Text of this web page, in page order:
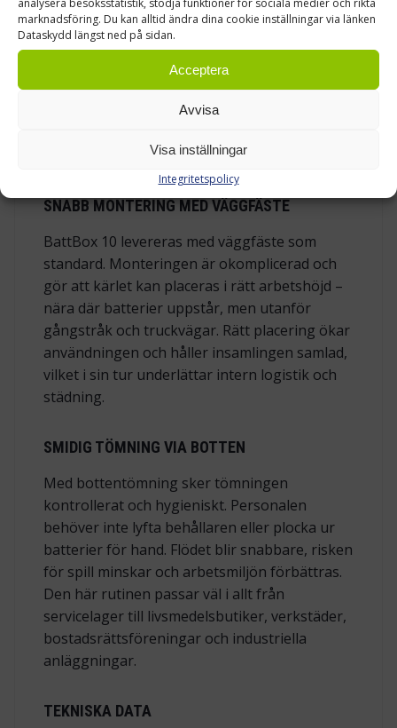
analysera besöksstatistik, stödja funktioner för sociala medier och rikta
marknadsföring. Du kan alltid ändra dina cookie inställningar via länken
Dataskydd längst ned på sidan.
Acceptera
Avvisa
Visa inställningar
Integritetspolicy
beprövad lösning i offentlig och industriell
miljö eftersom det är enkelt att använda för
behörig personal, men håller obehöriga
borta. Tillsammans med det robusta stålhöljet
bildar det en trygg helhet för mellanlagring av
SNABB MONTERING MED VÄGGFÄSTE
BattBox 10 levereras med väggfäste som
standard. Monteringen är okomplicerad och
gör att kärlet kan placeras i rätt arbetshöjd –
nära där batterier uppstår, men utanför
gångstråk och truckvägar. Rätt placering ökar
användningen och håller insamlingen samlad,
vilket i sin tur underlättar intern logistik och
städning.
SMIDIG TÖMNING VIA BOTTEN
Med bottentömning sker tömningen
kontrollerat och hygieniskt. Personalen
behöver inte lyfta behållaren eller plocka ur
batterier för hand. Flödet blir snabbare, risken
för spill minskar och arbetsmiljön förbättras.
Den här rutinen passar väl i allt från
servicelager till livsmedelsbutiker, verkstäder,
bostadsrättsföreningar och industriella
anläggningar.
TEKNISKA DATA